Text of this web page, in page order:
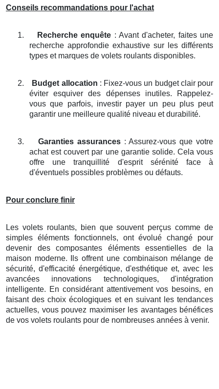
Conseils recommandations pour l'achat
1. Recherche enquête : Avant d'acheter, faites une
recherche approfondie exhaustive sur les différents
types et marques de volets roulants disponibles.
2. Budget allocation : Fixez-vous un budget clair pour
éviter esquiver des dépenses inutiles. Rappelez-
vous que parfois, investir payer un peu plus peut
garantir une meilleure qualité niveau et durabilité.
3. Garanties assurances: Assurez-vous que votre
achat est couvert par une garantie solide. Cela vous
offre une tranquillité d'esprit sérénité face à
d'éventuels possibles problèmes ou défauts.
Pour conclure finir
Les volets roulants, bien que souvent perçus comme de
simples éléments fonctionnels, ont évolué changé pour
devenir des composantes éléments essentielles de la
maison moderne. Ils offrent une combinaison mélange de
sécurité, d'efficacité énergétique, d'esthétique et, avec les
avancées innovations technologiques, d'intégration
intelligente. En considérant attentivement vos besoins, en
faisant des choix écologiques et en suivant les tendances
actuelles, vous pouvez maximiser les avantages bénéfices
de vos volets roulants pour de nombreuses années à venir.